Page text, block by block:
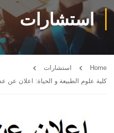
استشارات
Home
استشارات
كلية علوم الطبيعة و الحياة: اعلان عن عدم